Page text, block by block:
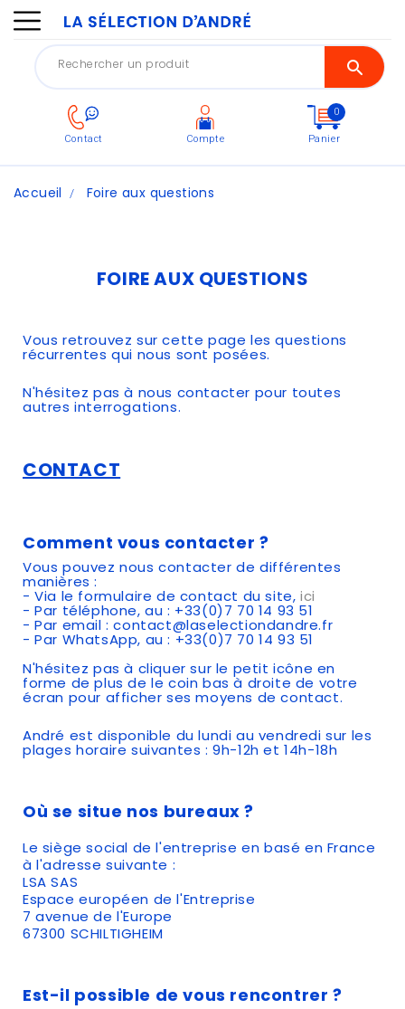
Contact Compte
0
Panier
Accueil Foire aux questions
FOIRE AUX QUESTIONS
Vous retrouvez sur cette page les questions
récurrentes qui nous sont posées.
N'hésitez pas à nous contacter pour toutes
autres interrogations.
CONTACT
Comment vous contacter ?
Vous pouvez nous contacter de différentes
manières :
- Via le formulaire de contact du site,ici
- Par téléphone, au : +33(0)7 70 14 93 51
- Par email : contact@laselectiondandre.fr
- Par WhatsApp, au : +33(0)7 70 14 93 51
N'hésitez pas à cliquer sur le petit icône en
forme de plus de le coin bas à droite de votre
écran pour afficher ses moyens de contact.
André est disponible du lundi au vendredi sur les
plages horaire suivantes : 9h-12h et 14h-18h
Où se situe nos bureaux ?
Le siège social de l'entreprise en basé en France
à l'adresse suivante :
LSA SAS
Espace européen de l'Entreprise
7 avenue de l'Europe
67300 SCHILTIGHEIM
Est-il possible de vous rencontrer ?